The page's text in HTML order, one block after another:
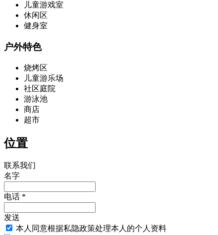
儿童游戏室
休闲区
健身室
户外特色
烧烤区
儿童游乐场
社区庭院
游泳池
商店
超市
位置
联系我们
名字
电话 *
发送
本人同意根据私隐政策处理本人的个人资料